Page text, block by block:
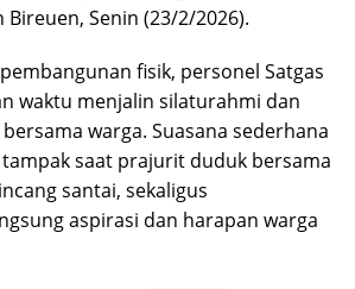
Bireuen, Senin (23/2/2026).
fisik, personel Satgas
waktu menjalin silaturahmi dan
warga. Suasana sederhana
saat prajurit duduk bersama
santai, sekaligus
aspirasi dan harapan warga